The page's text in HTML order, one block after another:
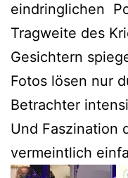
eindringlichen
Tragweite des
Gesichtern
Fotos lösen nur
Betrachter
Und Faszination
vermeintlich